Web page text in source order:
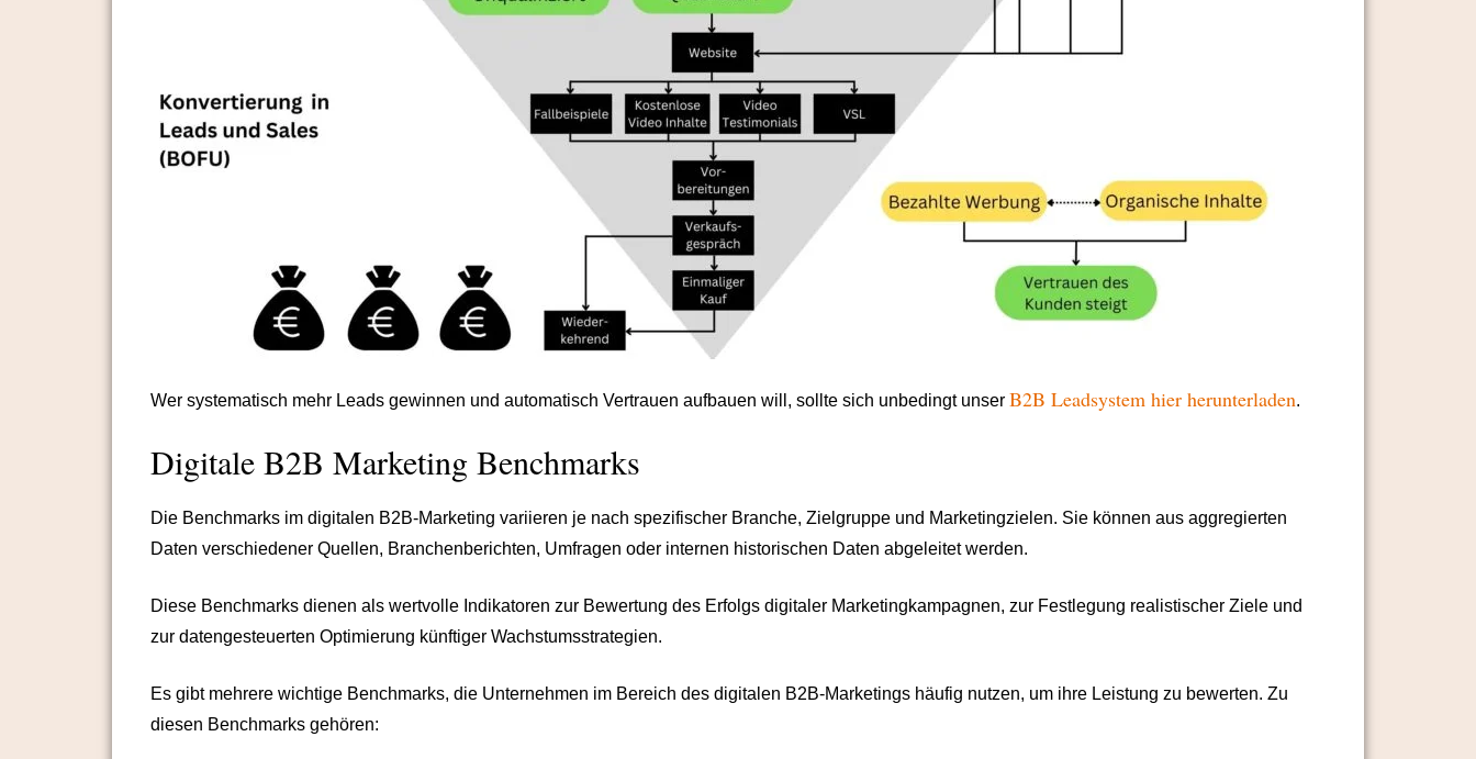
Wer systematisch mehr Leads gewinnen und automatisch Vertrauen aufbauen will, sollte sich unbedingt unser B2B Leadsystem hier herunterladen.
Digitale B2B Marketing Benchmarks
Die Benchmarks im digitalen B2B-Marketing variieren je nach spezifischer Branche, Zielgruppe und Marketingzielen. Sie können aus aggregierten
Daten verschiedener Quellen, Branchenberichten, Umfragen oder internen historischen Daten abgeleitet werden.
Diese Benchmarks dienen als wertvolle Indikatoren zur Bewertung des Erfolgs digitaler Marketingkampagnen, zur Festlegung realistischer Ziele und
zur datengesteuerten Optimierung künftiger Wachstumsstrategien.
Es gibt mehrere wichtige Benchmarks, die Unternehmen im Bereich des digitalen B2B-Marketings häufig nutzen, um ihre Leistung zu bewerten. Zu
diesen Benchmarks gehören: